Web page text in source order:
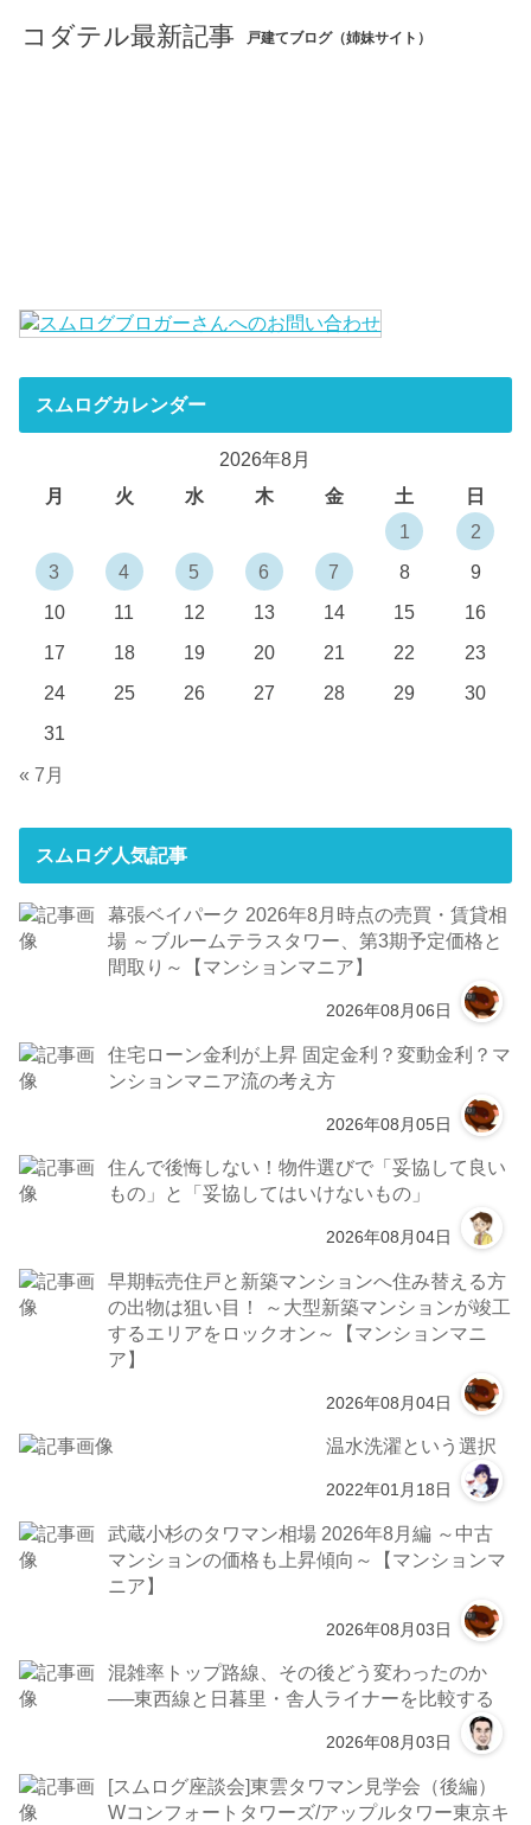
コダテル最新記事 戸建てブログ（姉妹サイト）
スムログカレンダー
2026年8月
月
火 水 木 金 土
日
1
2
3
4 5 6 7 8
9
10
11 12 13 14 15
16
17
18 19 20 21 22
23
24
25 26 27 28 29
30
31
« 7月
スムログ人気記事
幕張ベイパーク 2026年8月時点の売買・賃貸相
場 ～ブルームテラスタワー、第3期予定価格と
間取り～【マンションマニア】
2026年08月06日
住宅ローン金利が上昇 固定金利？変動金利？マ
ンションマニア流の考え方
2026年08月05日
住んで後悔しない！物件選びで「妥協して良い
もの」と「妥協してはいけないもの」
2026年08月04日
早期転売住戸と新築マンションへ住み替える方
の出物は狙い目！ ～大型新築マンションが竣工
するエリアをロックオン～【マンションマニ
ア】
2026年08月04日
温水洗濯という選択
2022年01月18日
武蔵小杉のタワマン相場 2026年8月編 ～中古
マンションの価格も上昇傾向～【マンションマ
ニア】
2026年08月03日
混雑率トップ路線、その後どう変わったのか
──東西線と日暮里・舎人ライナーを比較する
2026年08月03日
[スムログ座談会]東雲タワマン見学会（後編）
Wコンフォートタワーズ/アップルタワー東京キ